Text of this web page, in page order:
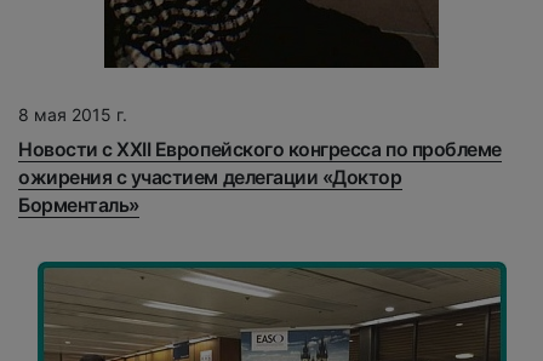
8 мая 2015 г.
Новости с XXII Европейского конгресса по проблеме
ожирения с участием делегации «Доктор
Борменталь»